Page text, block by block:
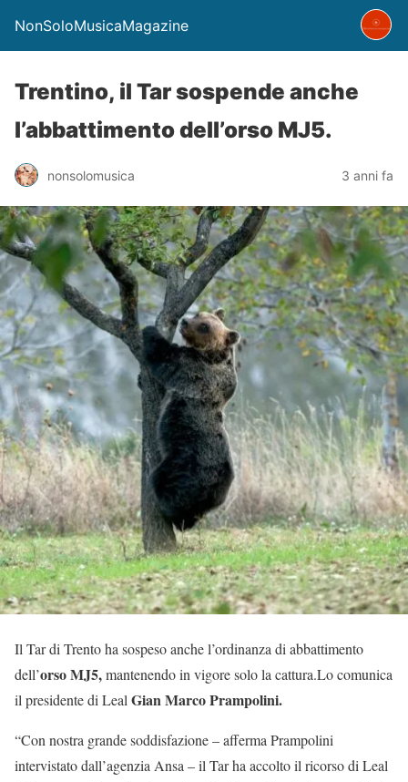
NonSoloMusicaMagazine
Trentino, il Tar sospende anche
l’abbattimento dell’orso MJ5.
nonsolomusica 3 anni fa
Il Tar di Trento ha sospeso anche l’ordinanza di abbattimento
dell’orso MJ5,mantenendo in vigore solo la cattura.Lo comunica
il presidente di Leal Gian Marco Prampolini.
“Con nostra grande soddisfazione – afferma Prampolini
intervistato dall’agenzia Ansa – il Tar ha accolto il ricorso di Leal